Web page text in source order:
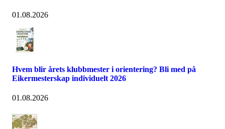
01.08.2026
Hvem blir årets klubbmester i orientering? Bli med på
Eikermesterskap individuelt 2026
01.08.2026